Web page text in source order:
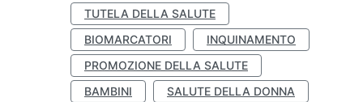
TUTELA DELLA SALUTE
BIOMARCATORI
INQUINAMENTO
PROMOZIONE DELLA SALUTE
BAMBINI
SALUTE DELLA DONNA